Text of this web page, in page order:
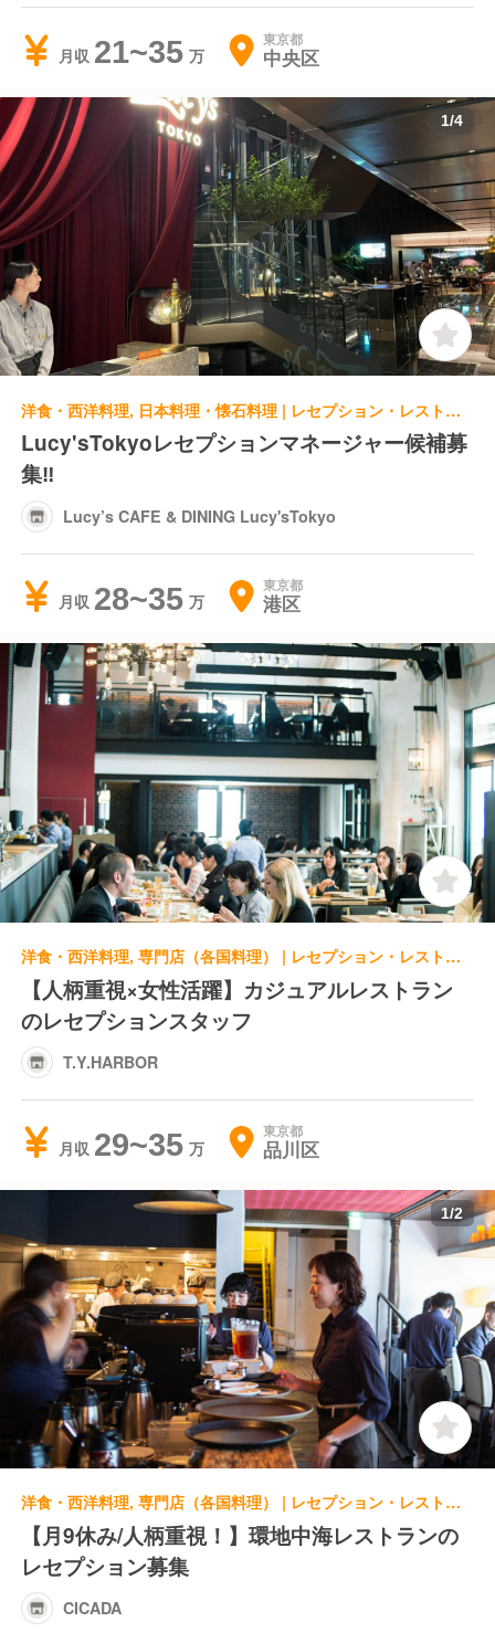
月収 21~35 東京都
中央区
1/4
洋食・西洋料理, 日本料理・懐石料理 | レセプション・レストランレセプション | Lucy’s CAFE & DINING Lucy'sTokyo
Lucy'sTokyoレセプションマネージャー候補募
集‼
Lucy’s CAFE & DINING Lucy'sTokyo
月収 28~35 東京都
港区
洋食・西洋料理, 専門店（各国料理） | レセプション・レストランレセプション | T.Y.HARBOR
【人柄重視×女性活躍】カジュアルレストラン
のレセプションスタッフ
T.Y.HARBOR
月収 29~35 東京都
品川区
1/2
洋食・西洋料理, 専門店（各国料理） | レセプション・レストランレセプション | CICADA
【月9休み/人柄重視！】環地中海レストランの
レセプション募集
CICADA